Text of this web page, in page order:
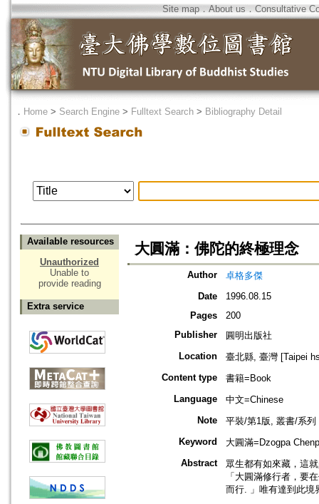
Site map．About us ． Consultative
． Home > Search Engine > Fulltext Search > Bibliography Detail
Available resources
Unauthorized
Unable to
provide reading
Extra service
大圓滿：佛陀的終極理念
Author
卓格多傑
Date
1996.08.15
Pages
200
Publisher
圓明出版社
Location
臺北縣, 臺灣 [Taipei
Content type
書籍=Book
Language
中文=Chinese
Note
平裝/第1版, 叢書/系列
Keyword
大圓滿=Dzogpa
Abstract
眾生都有如來藏，這
「大圓滿修行者，要
而行. 」唯有達到此境